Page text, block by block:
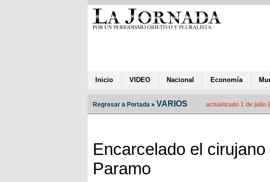
Inicio VIDEO Nacional Economía
Regresar a Portada » VARIOS actualizado 1 de julio
Encarcelado el
Paramo